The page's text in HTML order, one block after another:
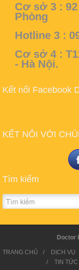
Cơ sở 3 :
Phòng
Hotline 3 :
Cơ sở 4 :
- Hà Nội.
Kết nối Facebook
KẾT NÔI VỚI
Tìm kiếm
Doctor
TRANG CHỦ / DỊCH VỤ
/
TIN TỨC